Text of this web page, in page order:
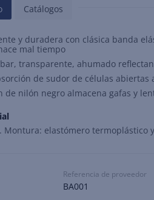
Catálogos
y duradera con clásica banda
mal tiempo
transparente, ahumado
de sudor de células
de nilón negro almacena gafas y
Montura: elastómero termoplástico
Referencia de proveedor
BA001